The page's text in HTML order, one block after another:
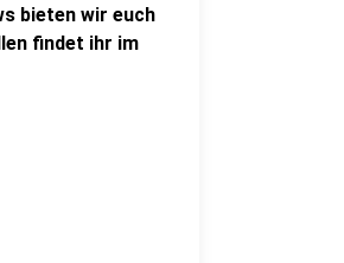
bieten wir euch
findet ihr im